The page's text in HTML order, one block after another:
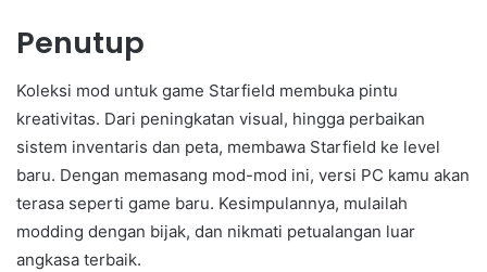
Penutup
Koleksi mod untuk game Starfield membuka pintu
kreativitas. Dari peningkatan visual, hingga perbaikan
sistem inventaris dan peta, membawa Starfield ke level
baru. Dengan memasang mod-mod ini, versi PC kamu akan
terasa seperti game baru. Kesimpulannya, mulailah
modding dengan bijak, dan nikmati petualangan luar
angkasa terbaik.